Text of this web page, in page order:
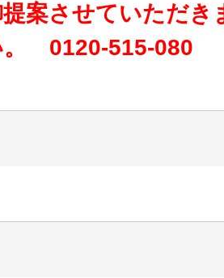
案させていただき
。 0120-515-080